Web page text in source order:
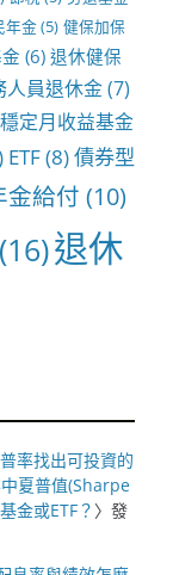
年金(5) 健保加保
(6) 退休健保
人員退休金(7)
定月收益基金
ETF(8)債券型
金給付 (10)
(16)退休
率找出可投資的
中夏普值(Sharpe
金或ETF？ 〉發